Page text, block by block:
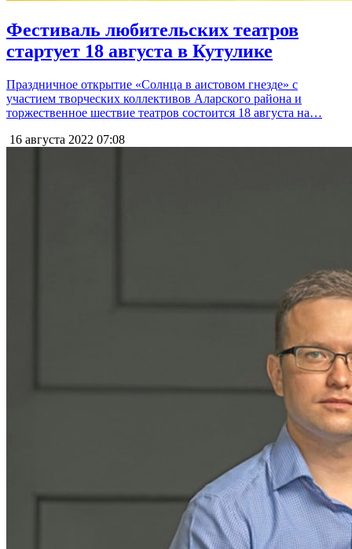
Фестиваль любительских театров
стартует 18 августа в Кутулике
Праздничное открытие «Солнца в аистовом гнезде» с
участием творческих коллективов Аларского района и
торжественное шествие театров состоится 18 августа на…
16 августа 2022 07:08